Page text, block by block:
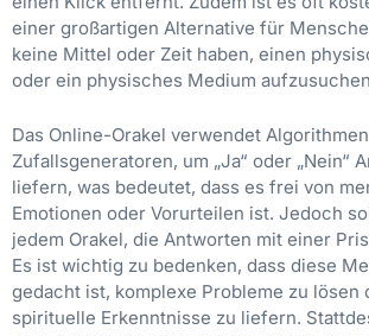
einer großartigen Alternative für
keine Mittel oder Zeit haben, einen
oder ein physisches Medium
Das Online-Orakel verwendet
Zufallsgeneratoren, um „Ja“ oder „Nein“
liefern, was bedeutet, dass es frei von
Emotionen oder Vorurteilen ist. Jedoch
jedem Orakel, die Antworten mit einer
Es ist wichtig zu bedenken, dass diese
gedacht ist, komplexe Probleme zu lösen
spirituelle Erkenntnisse zu liefern.